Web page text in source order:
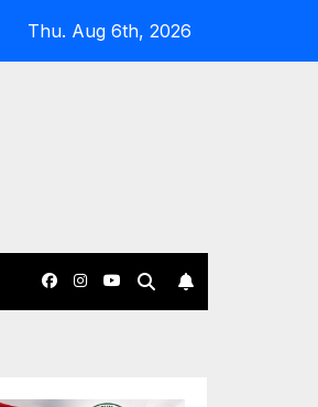
Kembali Membuka Ekspor Nikel
Thu. Aug 6th, 2026